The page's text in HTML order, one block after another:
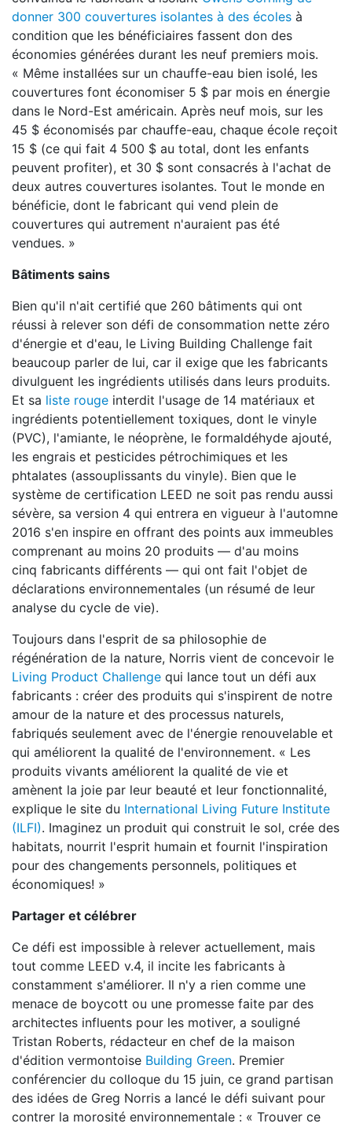
donner 300 couvertures isolantes à des écoles à
condition que les bénéficiaires fassent don des
économies générées durant les neuf premiers mois.
« Même installées sur un chauffe-eau bien isolé, les
couvertures font économiser 5 $ par mois en énergie
dans le Nord-Est américain. Après neuf mois, sur les
45 $ économisés par chauffe-eau, chaque école reçoit
15 $ (ce qui fait 4 500 $ au total, dont les enfants
peuvent profiter), et 30 $ sont consacrés à l'achat de
deux autres couvertures isolantes. Tout le monde en
bénéficie, dont le fabricant qui vend plein de
couvertures qui autrement n'auraient pas été
vendues. »
Bâtiments sains
Bien qu'il n'ait certifié que 260 bâtiments qui ont
réussi à relever son défi de consommation nette zéro
d'énergie et d'eau, le Living Building Challenge fait
beaucoup parler de lui, car il exige que les fabricants
divulguent les ingrédients utilisés dans leurs produits.
Et sa liste rouge interdit l'usage de 14 matériaux et
ingrédients potentiellement toxiques, dont le vinyle
(PVC), l'amiante, le néoprène, le formaldéhyde ajouté,
les engrais et pesticides pétrochimiques et les
phtalates (assouplissants du vinyle). Bien que le
système de certification LEED ne soit pas rendu aussi
sévère, sa version 4 qui entrera en vigueur à l'automne
2016 s'en inspire en offrant des points aux immeubles
comprenant au moins 20 produits — d'au moins
cinq fabricants différents — qui ont fait l'objet de
déclarations environnementales (un résumé de leur
analyse du cycle de vie).
Toujours dans l'esprit de sa philosophie de
régénération de la nature, Norris vient de concevoir le
Living Product Challenge qui lance tout un défi aux
fabricants : créer des produits qui s'inspirent de notre
amour de la nature et des processus naturels,
fabriqués seulement avec de l'énergie renouvelable et
qui améliorent la qualité de l'environnement. « Les
produits vivants améliorent la qualité de vie et
amènent la joie par leur beauté et leur fonctionnalité,
explique le site du International Living Future Institute
(ILFI). Imaginez un produit qui construit le sol, crée des
habitats, nourrit l'esprit humain et fournit l'inspiration
pour des changements personnels, politiques et
économiques! »
Partager et célébrer
Ce défi est impossible à relever actuellement, mais
tout comme LEED v.4, il incite les fabricants à
constamment s'améliorer. Il n'y a rien comme une
menace de boycott ou une promesse faite par des
architectes influents pour les motiver, a souligné
Tristan Roberts, rédacteur en chef de la maison
d'édition vermontoise Building Green. Premier
conférencier du colloque du 15 juin, ce grand partisan
des idées de Greg Norris a lancé le défi suivant pour
contrer la morosité environnementale : « Trouver ce